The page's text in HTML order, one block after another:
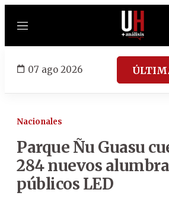
Menú
07 ago 2026
Nacionales
Parque Ñu Guasu
284 nuevos
públicos LED